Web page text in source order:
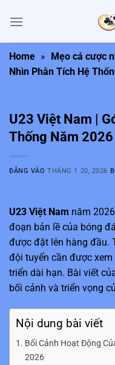
qua
dung
Home » Mẹo cá cược
Nhìn Phân Tích Hệ
U23 Việt Nam |
Thống Năm 2026
ĐĂNG VÀOTHÁNG 1 20, 2026
U23 Việt Nam năm
đoạn bản lề của bóng
được đặt lên hàng đầu.
đội tuyển cần được
triển dài hạn. Bài viết
bối cảnh và triển vọng
Nội dung bài viết
Bối Cảnh Hoạt Động
2026